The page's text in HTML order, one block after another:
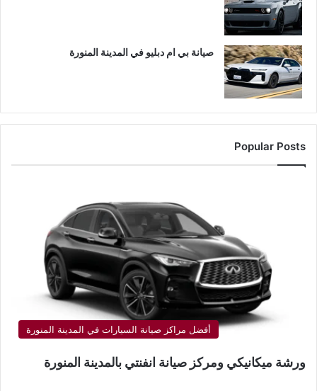
صيانة بي ام دبليو في المدينة المنورة
Popular Posts
أفضل مراكز صيانة السيارات في المدينة المنورة
ورشة ميكانيكي ومركز صيانة انفنتي بالمدينة المنورة